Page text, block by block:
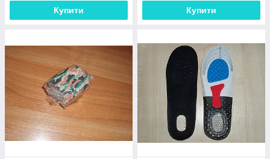
Купити Купити